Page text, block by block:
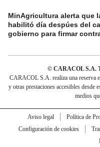
MinAgricultura alerta que
habilitó día despúes del
gobierno para firmar
© CARACOL S.A.
CARACOL S.A. realiza una reserva
y otras prestaciones accesibles desde
medios
Aviso legal Política de
Configuración de cookies